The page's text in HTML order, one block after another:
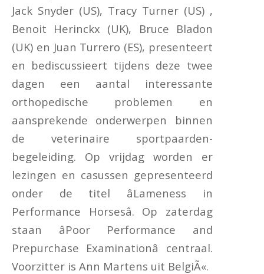
Jack Snyder (US), Tracy Turner (US) ,
Benoit Herinckx (UK), Bruce Bladon
(UK) en Juan Turrero (ES), presenteert
en bediscussieert tijdens deze twee
dagen een aantal interessante
orthopedische problemen en
aansprekende onderwerpen binnen
de veterinaire sportpaarden-
begeleiding. Op vrijdag worden er
lezingen en casussen gepresenteerd
onder de titel âLameness in
Performance Horsesâ. Op zaterdag
staan âPoor Performance and
Prepurchase Examinationâ centraal.
Voorzitter is Ann Martens uit BelgiÃ«.